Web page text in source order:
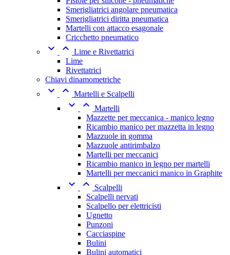
Smerigliatrici angolare pneumatica
Smerigliatrici diritta pneumatica
Martelli con attacco esagonale
Cricchetto pneumatico
  Lime e Rivettatrici
Lime
Rivettatrici
Chiavi dinamometriche
  Martelli e Scalpelli
  Martelli
Mazzette per meccanica - manico legno
Ricambio manico per mazzetta in legno
Mazzuole in gomma
Mazzuole antirimbalzo
Martelli per meccanici
Ricambio manico in legno per martelli
Martelli per meccanici manico in Graphite
 
Scalpelli
Scalpelli nervati
Scalpello per elettricisti
Ugnetto
Punzoni
Cacciaspine
Bulini
Bulini automatici